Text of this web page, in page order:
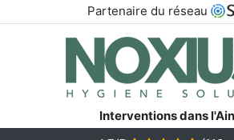
Partenaire du réseau
Interventions dans